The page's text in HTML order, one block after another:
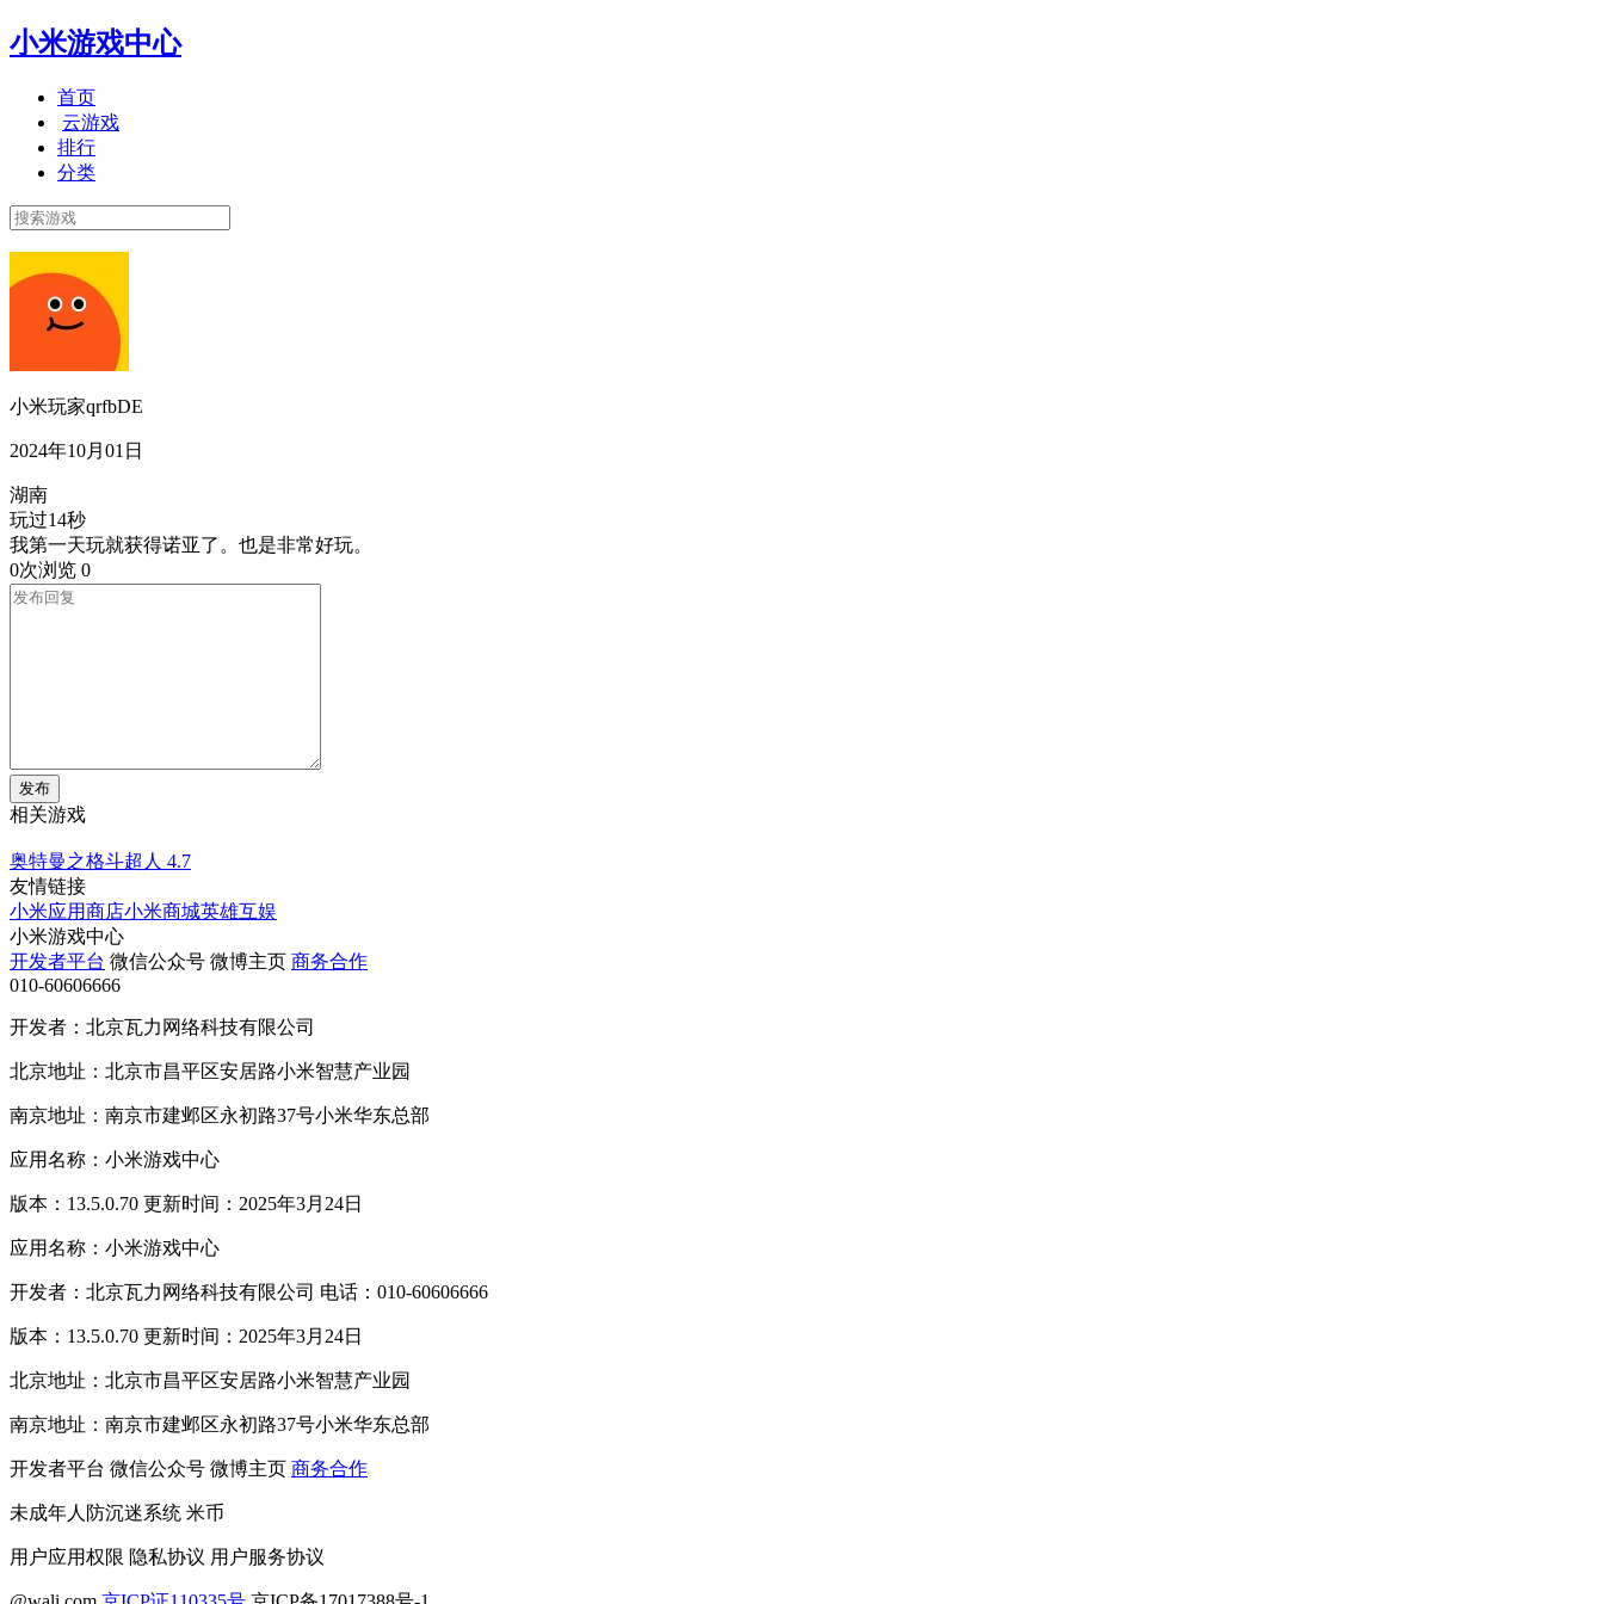
小米游戏中心
首页
云游戏
排行
分类
小米玩家qrfbDE
2024年10月01日
湖南
玩过14秒
我第一天玩就获得诺亚了。也是非常好玩。
0次浏览 0
发布
相关游戏
奥特曼之格斗超人 4.7
友情链接
小米应用商店小米商城英雄互娱
小米游戏中心
开发者平台 微信公众号 微博主页 商务合作
010-60606666
开发者：北京瓦力网络科技有限公司
北京地址：北京市昌平区安居路小米智慧产业园
南京地址：南京市建邺区永初路37号小米华东总部
应用名称：小米游戏中心
版本：13.5.0.70 更新时间：2025年3月24日
应用名称：小米游戏中心
开发者：北京瓦力网络科技有限公司 电话：010-60606666
版本：13.5.0.70 更新时间：2025年3月24日
北京地址：北京市昌平区安居路小米智慧产业园
南京地址：南京市建邺区永初路37号小米华东总部
开发者平台 微信公众号 微博主页 商务合作
未成年人防沉迷系统 米币
用户应用权限 隐私协议 用户服务协议